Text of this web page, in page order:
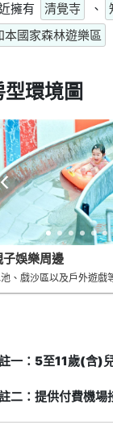
擁有 清覺寺 、
本國家森林遊樂區
型環境圖
子娛樂周邊
、戲沙區以及戶外遊戲
一：5至11歲(含)
二：提供付費機